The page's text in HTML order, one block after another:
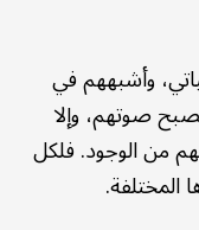
وأشبههم في
صوتهم، وإلا
من الوجود. فلكل